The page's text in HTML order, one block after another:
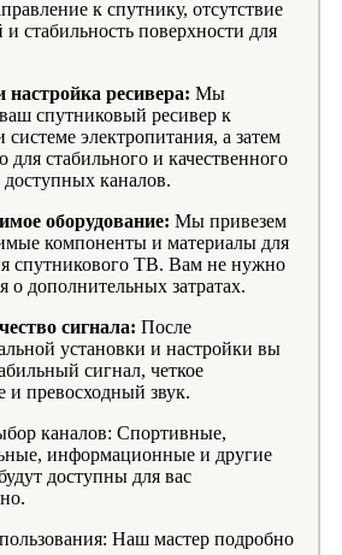
к спутнику, отсутствие
и стабильность поверхности для
настройка ресивера: Мы
спутниковый ресивер к
системе электропитания, а затем
для стабильного и качественного
каналов.
оборудование: Мы привезем
компоненты и материалы для
спутникового ТВ. Вам не нужно
о дополнительных затратах.
сигнала: После
установки и настройки вы
сигнал, четкое
и превосходный звук.
каналов: Спортивные,
информационные и другие
доступны для вас
Наш мастер подробно